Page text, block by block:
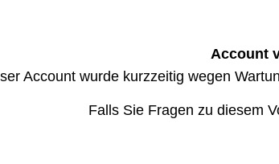
Account
Account wurde kurzzeitig wegen
Falls Sie Fragen zu diesem